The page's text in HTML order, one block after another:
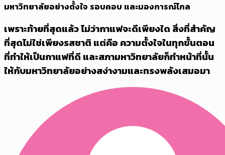
มหาวิทยาลัยอย่างตั้งใจ รอบคอบ และมองการณ์ไกล
เพราะท้ายที่สุดแล้ว ไม่ว่ากาแฟจะดีเพียงใด สิ่งที่สำคัญ
ที่สุดไม่ใช่เพียงรสชาติ แต่คือ ความตั้งใจในทุกขั้นตอน
ที่ทำให้เป็นกาแฟที่ดี และสภามหาวิทยาลัยก็ทำหน้าที่นั้น
ให้กับมหาวิทยาลัยอย่างสง่างามและทรงพลังเสมอมา